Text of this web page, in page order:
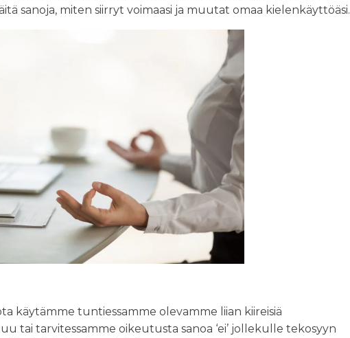
sanoja, miten siirryt voimaasi ja muutat omaa kielenkäyttöäsi.
käytämme tuntiessamme olevamme liian kiireisiä
tai tarvitessamme oikeutusta sanoa ‘ei’ jollekulle tekosyyn